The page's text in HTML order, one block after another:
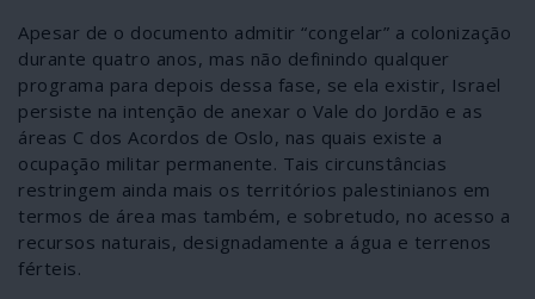
Apesar de o documento admitir “congelar” a colonização
durante quatro anos, mas não definindo qualquer
programa para depois dessa fase, se ela existir, Israel
persiste na intenção de anexar o Vale do Jordão e as
áreas C dos Acordos de Oslo, nas quais existe a
ocupação militar permanente. Tais circunstâncias
restringem ainda mais os territórios palestinianos em
termos de área mas também, e sobretudo, no acesso a
recursos naturais, designadamente a água e terrenos
férteis.